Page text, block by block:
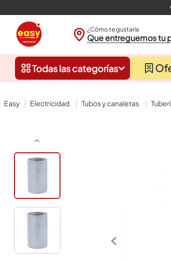
¿Cómo te gustaría
Que entreguemos tu
Todas las categorías
electricidad tubos y canaletas